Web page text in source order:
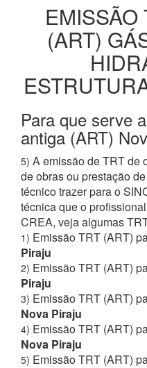
EMISSÃO
(ART)
Para que serve
antiga (ART)
5) A emissão de TRT de
de obras ou prestação
técnico trazer para o
técnica que o
CREA, veja algumas
1) Emissão TRT (ART)
Piraju
2) Emissão TRT (ART)
Piraju
3) Emissão TRT (ART)
Nova Piraju
4) Emissão TRT (ART)
Nova Piraju
5) Emissão TRT (ART)